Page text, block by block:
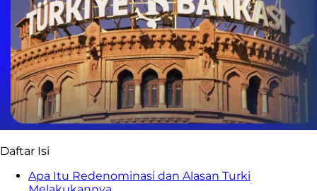
Daftar Isi
Apa Itu Redenominasi dan Alasan Turki